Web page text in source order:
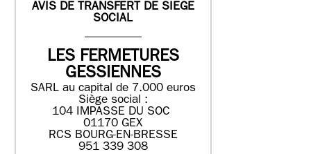
AVIS DE TRANSFERT DE SIEGE
SOCIAL
LES FERMETURES
GESSIENNES
SARL au capital de 7.000 euros
Siège social :
104 IMPASSE DU SOC
01170 GEX
RCS BOURG-EN-BRESSE
951 339 308